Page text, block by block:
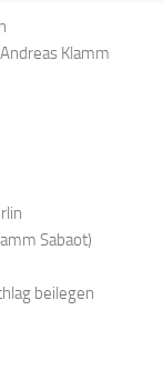
Klamm
Sabaot)
beilegen